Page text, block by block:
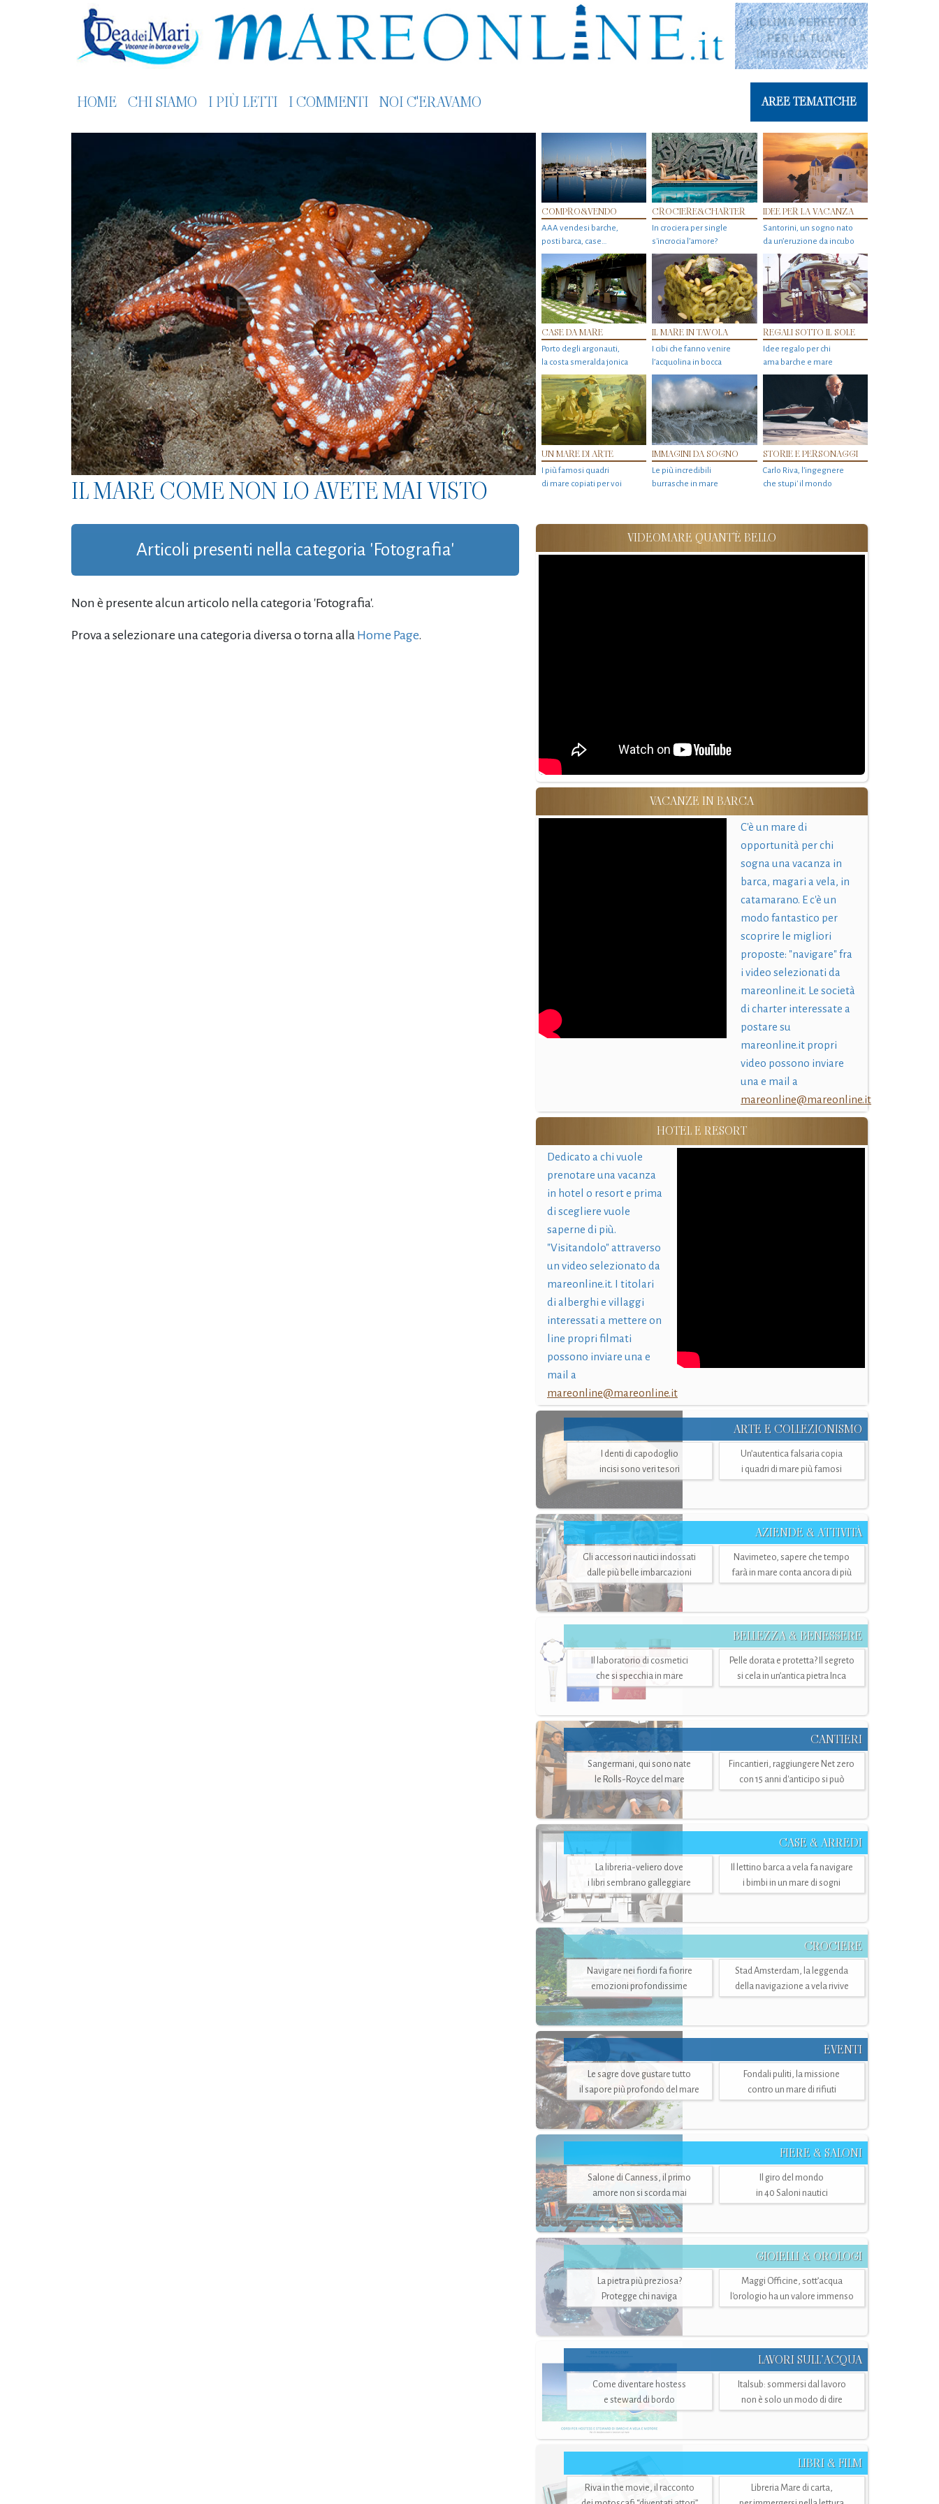
HOME CHI SIAMO I PIÙ LETTI I COMMENTI NOI C'ERAVAMO AREE TEMATICHE
IL MARE COME NON LO AVETE MAI VISTO
COMPRO&VENDO
AAA vendesi barche,
posti barca, case…
CROCIERE&CHARTER
In crociera per single
s'incrocia l’amore?
IDEE PER LA VACANZA
Santorini, un sogno nato
da un’eruzione da incubo
CASE DA MARE
Porto degli argonauti,
la costa smeralda jonica
IL MARE IN TAVOLA
I cibi che fanno venire
l’acquolina in bocca
REGALI SOTTO IL SOLE
Idee regalo per chi
ama barche e mare
UN MARE DI ARTE
I più famosi quadri
di mare copiati per voi
IMMAGINI DA SOGNO
Le più incredibili
burrasche in mare
STORIE E PERSONAGGI
Carlo Riva, l’ingegnere
che stupi' il mondo
Articoli presenti nella categoria 'Fotografia'
Non è presente alcun articolo nella categoria 'Fotografia'.
Prova a selezionare una categoria diversa o torna alla Home Page.
VIDEOMARE QUANT'È BELLO
VACANZE IN BARCA
C'è un mare di
opportunità per chi
sogna una vacanza in
barca, magari a vela, in
catamarano. E c'è un
modo fantastico per
scoprire le migliori
proposte: "navigare" fra
i video selezionati da
mareonline.it. Le società
di charter interessate a
postare su
mareonline.it propri
video possono inviare
una e mail a
mareonline@mareonline.it
HOTEL E RESORT
Dedicato a chi vuole
prenotare una vacanza
in hotel o resort e prima
di scegliere vuole
saperne di più.
"Visitandolo" attraverso
un video selezionato da
mareonline.it. I titolari
di alberghi e villaggi
interessati a mettere on
line propri filmati
possono inviare una e
mail a
mareonline@mareonline.it
ARTE E COLLEZIONISMO
I denti di capodoglio
incisi sono veri tesori
Un’autentica falsaria copia
i quadri di mare più famosi
AZIENDE & ATTIVITÀ
Gli accessori nautici indossati
dalle più belle imbarcazioni
Navimeteo, sapere che tempo
farà in mare conta ancora di più
BELLEZZA & BENESSERE
Il laboratorio di cosmetici
che si specchia in mare
Pelle dorata e protetta? Il segreto
si cela in un’antica pietra Inca
CANTIERI
Sangermani, qui sono nate
le Rolls-Royce del mare
Fincantieri, raggiungere Net zero
con 15 anni d'anticipo si può
CASE & ARREDI
La libreria-veliero dove
i libri sembrano galleggiare
Il lettino barca a vela fa navigare
i bimbi in un mare di sogni
CROCIERE
Navigare nei fiordi fa fiorire
emozioni profondissime
Stad Amsterdam, la leggenda
della navigazione a vela rivive
EVENTI
Le sagre dove gustare tutto
il sapore più profondo del mare
Fondali puliti, la missione
contro un mare di rifiuti
FIERE & SALONI
Salone di Canness, il primo
amore non si scorda mai
Il giro del mondo
in 40 Saloni nautici
GIOIELLI & OROLOGI
La pietra più preziosa?
Protegge chi naviga
Maggi Officine, sott’acqua
l'orologio ha un valore immenso
LAVORI SULL’ACQUA
Come diventare hostess
e steward di bordo
Italsub: sommersi dal lavoro
non è solo un modo di dire
LIBRI & FILM
Riva in the movie, il racconto
Libreria Mare di carta,